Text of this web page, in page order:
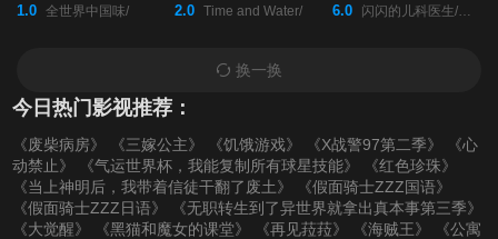
1.0 全世界中国味/ 2.0 Time and Water/ 6.0 闪闪的儿科医生/第四季/
换一换
今日热门影视推荐：
《废柴病房》 《三嫁公主》 《饥饿游戏》 《X战警97第二季》
《心
动禁止》
《气运世界杯，我能复制所有球星技能》
《红色珍珠》
《当上神明后，我带着信徒干翻了废土》
《假面骑士ZZZ国语》
《假面骑士ZZZ日语》
《无职转生到了异世界就拿出真本事第三季》
《大觉醒》
《黑猫和魔女的课堂》 《再见菈菈》 《海贼王》
《公寓